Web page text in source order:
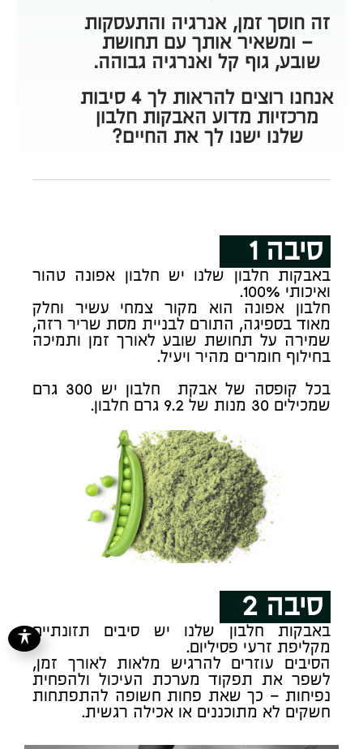
זה חוסך זמן, אנרגיה והתעסקות
– ומשאיר אותך עם תחושת
שובע, גוף קל ואנרגיה גבוהה.
אנחנו רוצים להראות לך 4 סיבות
מרכזיות מדוע האבקות חלבון
שלנו ישנו לך את החיים?
סיבה 1
באבקות חלבון שלנו יש חלבון אפונה טהור
ואיכותי 100%.
חלבון אפונה הוא מקור צמחי עשיר וחלק
מאוד בספיגה, התורם לבניית מסת שריר רזה,
שמירה על תחושת שובע לאורך זמן ותמיכה
בחילוף חומרים מהיר ויעיל.
בכל קופסה של אבקת חלבון יש 300 גרם
שמכילים 30 מנות של 9.2 גרם חלבון.
סיבה 2
באבקות חלבון שלנו יש סיבים תזונתיים
מקליפת זרעי פסיליום.
הסיבים עוזרים להרגיש מלאות לאורך זמן,
לשפר את תפקוד מערכת העיכול ולהפחית
נפיחות – כך שאת פחות חשופה להתפתחות
חשקים לא מתוכננים או אכילה רגשית.